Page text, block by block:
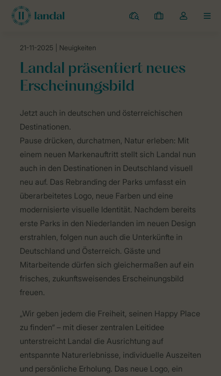
Campingplätze
Meine
Dropdown-
öffnen
Landal Camping Neuigkeiten
21-11-2025 | Neuigkeiten
Landal präsentiert neues
Erscheinungsbild
Jetzt auch in deutschen und österreichischen
Destinationen.
Pause drücken, durchatmen, Natur erleben: Mit
einem neuen Markenauftritt stellt sich Landal nun
auch in den Destinationen in Deutschland visuell
neu auf. Das Rebranding der Parks umfasst ein
überarbeitetes Logo, neue Farben und eine
modernisierte visuelle Identität. Nachdem bereits
erste Parks in den Niederlanden im neuen Design
erstrahlen, folgen nun auch die Unterkünfte in
Deutschland und Österreich. Gäste und
Mitarbeitende dürfen sich gleichermaßen auf ein
frisches, zukunftsweisendes Erscheinungsbild
freuen.
„Wir geben jedem die Freiheit, seinen Happy Place
zu finden“ – mit dieser zentralen Leitidee
unterstreicht Landal die Ausrichtung auf
entspannte Naturerlebnisse, individuelle Auszeiten
und persönliche Erholung. Das neue Logo, ein